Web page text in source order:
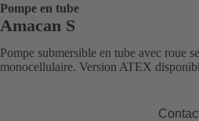
Pompe en tube
Amacan S
Pompe submersible en tube avec roue
monocellulaire. Version ATEX